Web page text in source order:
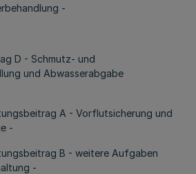
-
D - Schmutz- und
und Abwasserabgabe
A - Vorflutsicherung und
-
B - weitere Aufgaben
-